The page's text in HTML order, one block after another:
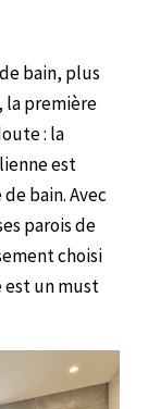
bain, plus
, la première
: la
est
bain. Avec
parois de
choisi
est un must